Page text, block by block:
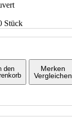
Stück
den
Merken
Vergleichen